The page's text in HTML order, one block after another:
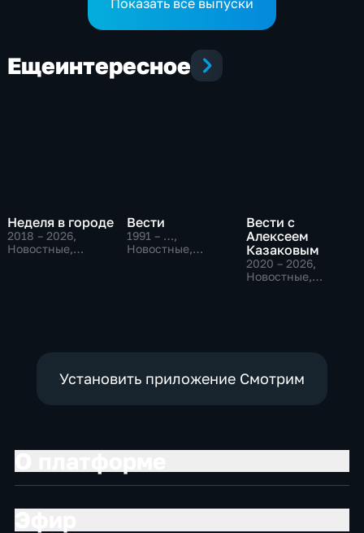
Ещеинтересное
Неделя в городе
2018 – 2026,
Новостные,
Вести
1991 – …,
Новостные,
Вести с
Алексеем
Казаковым
2020 – 2026,
Новостные,
Установить приложение Смотрим